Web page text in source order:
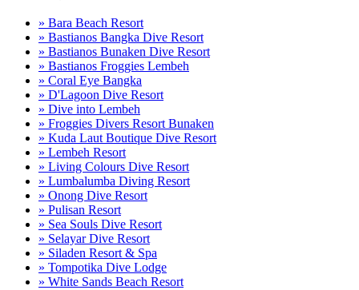
» Bara Beach Resort
» Bastianos Bangka Dive Resort
» Bastianos Bunaken Dive Resort
» Bastianos Froggies Lembeh
» Coral Eye Bangka
» D'Lagoon Dive Resort
» Dive into Lembeh
» Froggies Divers Resort Bunaken
» Kuda Laut Boutique Dive Resort
» Lembeh Resort
» Living Colours Dive Resort
» Lumbalumba Diving Resort
» Onong Dive Resort
» Pulisan Resort
» Sea Souls Dive Resort
» Selayar Dive Resort
» Siladen Resort & Spa
» Tompotika Dive Lodge
» White Sands Beach Resort